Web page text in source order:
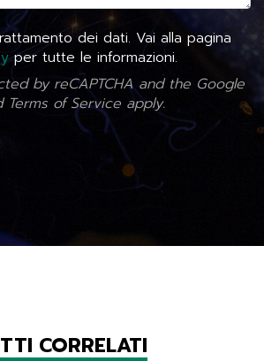
dei dati. Vai alla pagina
per tutte le informazioni.
by reCAPTCHA and the Google
Terms of Service apply.
CORRELATI